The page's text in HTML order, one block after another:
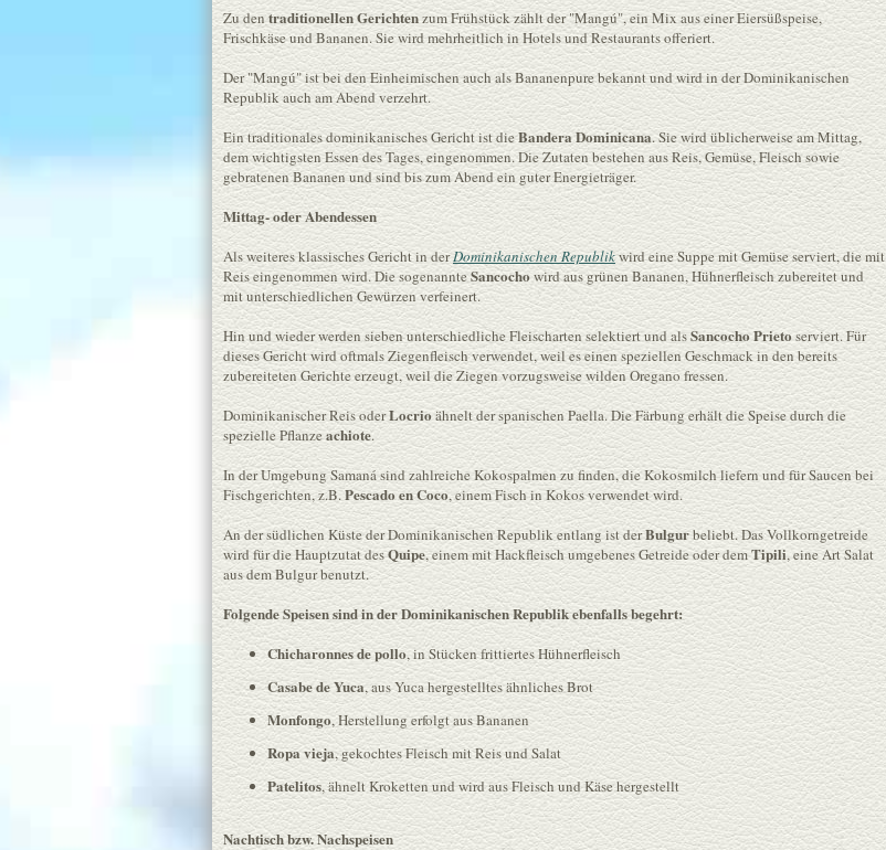
Zu dentraditionellen Gerichtenzum Frühstück zählt der "Mangú", ein Mix aus einer Eiersüßspeise,
Frischkäse und Bananen. Sie wird mehrheitlich in Hotels und Restaurants offeriert.
Der "Mangú" ist bei den Einheimischen auch als Bananenpure bekannt und wird in der Dominikanischen
Republik auch am Abend verzehrt.
Ein traditionales dominikanisches Gericht ist dieBandera Dominicana. Sie wird üblicherweise am Mittag,
dem wichtigsten Essen des Tages, eingenommen. Die Zutaten bestehen aus Reis, Gemüse, Fleisch sowie
gebratenen Bananen und sind bis zum Abend ein guter Energieträger.
Mittag- oder Abendessen
Als weiteres klassisches Gericht in derDominikanischen Republikwird eine Suppe mit Gemüse serviert, die mit
Reis eingenommen wird. Die sogenannteSancochowird aus grünen Bananen, Hühnerfleisch zubereitet und
mit unterschiedlichen Gewürzen verfeinert.
Hin und wieder werden sieben unterschiedliche Fleischarten selektiert und alsSancocho Prietoserviert. Für
dieses Gericht wird oftmals Ziegenfleisch verwendet, weil es einen speziellen Geschmack in den bereits
zubereiteten Gerichte erzeugt, weil die Ziegen vorzugsweise wilden Oregano fressen.
Dominikanischer Reis oderLocrioähnelt der spanischen Paella. Die Färbung erhält die Speise durch die
spezielle Pflanzeachiote.
In der Umgebung Samaná sind zahlreiche Kokospalmen zu finden, die Kokosmilch liefern und für Saucen bei
Fischgerichten, z.B.Pescado en Coco, einem Fisch in Kokos verwendet wird.
An der südlichen Küste der Dominikanischen Republik entlang ist derBulgurbeliebt. Das Vollkorngetreide
wird für die Hauptzutat desQuipe, einem mit Hackfleisch umgebenes Getreide oder demTipili, eine Art Salat
aus dem Bulgur benutzt.
Folgende Speisen sind in der Dominikanischen Republik ebenfalls begehrt:
Chicharonnes de pollo, in Stücken frittiertes Hühnerfleisch
Casabe de Yuca, aus Yuca hergestelltes ähnliches Brot
Monfongo, Herstellung erfolgt aus Bananen
Ropa vieja, gekochtes Fleisch mit Reis und Salat
Patelitos, ähnelt Kroketten und wird aus Fleisch und Käse hergestellt
Nachtisch bzw. Nachspeisen